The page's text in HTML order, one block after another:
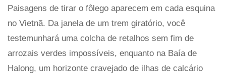
Paisagens de tirar o fôlego aparecem em cada esquina
no Vietnã. Da janela de um trem giratório, você
testemunhará uma colcha de retalhos sem fim de
arrozais verdes impossíveis, enquanto na Baía de
Halong, um horizonte cravejado de ilhas de calcário